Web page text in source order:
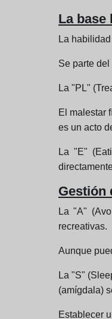
La base
La
Se parte
La "PL"
El malestar
es un acto
La "E"
Gestión
La "A"
recreativas.
Aunque
La "S"
(amígdala)
Establecer